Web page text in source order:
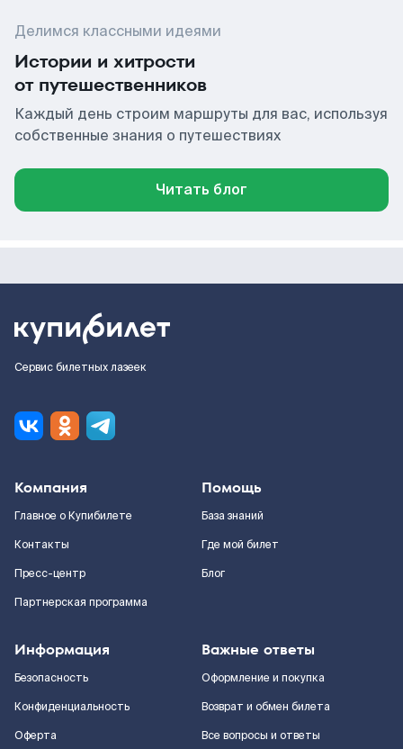
Делимся классными идеями
Истории и хитрости
от путешественников
Каждый день строим маршруты для вас, используя
собственные знания о путешествиях
Читать блог
Сервис билетных лазеек
Компания
Главное о Купибилете
Контакты
Пресс-центр
Партнерская программа
Помощь
База знаний
Где мой билет
Блог
Информация
Безопасность
Конфиденциальность
Оферта
Важные ответы
Оформление и покупка
Возврат и обмен билета
Все вопросы и ответы